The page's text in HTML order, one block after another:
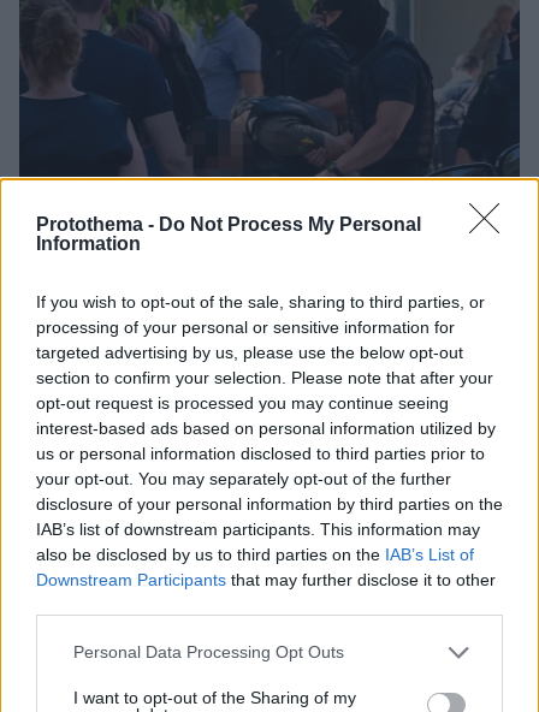
Protothema - Do Not Process My Personal
Information
If you wish to opt-out of the sale, sharing to third parties, or
processing of your personal or sensitive information for
targeted advertising by us, please use the below opt-out
section to confirm your selection. Please note that after your
opt-out request is processed you may continue seeing
interest-based ads based on personal information utilized by
us or personal information disclosed to third parties prior to
your opt-out. You may separately opt-out of the further
disclosure of your personal information by third parties on the
IAB’s list of downstream participants. This information may
also be disclosed by us to third parties on the IAB’s List of
Downstream Participants that may further disclose it to other
Please note that this website/app uses one or more Google
not limited to your visit or usage behaviour. You may click to
Personal Data Processing Opt Outs
I want to opt-out of the Sharing of my
Στον εισαγγελέα ο 37χρονος Παλαιστίνιος της Χαμάς
που κατηγορείται για σχέδιο τρομοκρατικής επίθεσης,
δείτε βίντεο
Μεταφέρθηκε από την Κρήτη στην Αθήνα υπό
από τις έρευνες σε Άγιο Νικόλαο και Πατήσια
08.06.2026, 11:10